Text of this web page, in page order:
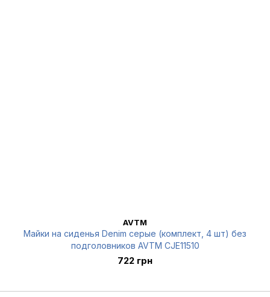
AVTM
Майки на сиденья Denim серые (комплект, 4 шт) без
подголовников AVTM CJE11510
722 грн